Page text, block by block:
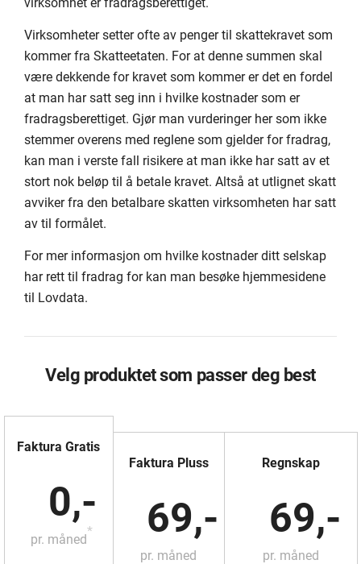
Virksomheter setter ofte av penger til skattekravet som
kommer fra Skatteetaten. For at denne summen skal
være dekkende for kravet som kommer er det en fordel
at man har satt seg inn i hvilke kostnader som er
fradragsberettiget. Gjør man vurderinger her som ikke
stemmer overens med reglene som gjelder for fradrag,
kan man i verste fall risikere at man ikke har satt av et
stort nok beløp til å betale kravet. Altså at utlignet skatt
avviker fra den betalbare skatten virksomheten har satt
av til formålet.
For mer informasjon om hvilke kostnader ditt selskap
har rett til fradrag for kan man besøke hjemmesidene
til Lovdata.
Velg produktet som passer deg best
Faktura Gratis
0,-
pr. måned
*
Faktura Pluss
69,-
pr. måned
Regnskap
69,-
pr. måned